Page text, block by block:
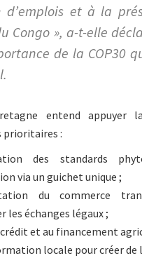
d’emplois et à la
Congo », a-t-elle
de la COP30
entend appuyer
prioritaires :
des standards
via un guichet unique ;
du commerce
les échanges légaux ;
crédit et au financement
locale pour créer de